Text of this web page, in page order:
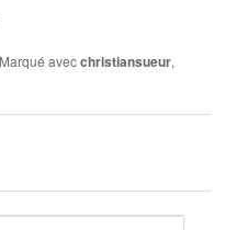
Marqué avecchristiansueur,